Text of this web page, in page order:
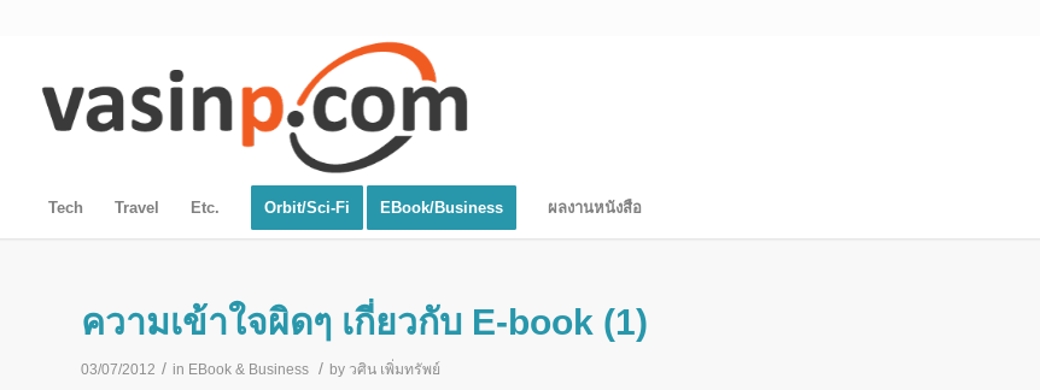
Tech Travel Etc. Orbit/Sci-Fi EBook/Business ผลงานหนังสือ
ความเข้าใจผิดๆ เกี่ยวกับ E-book (1)
03/07/2012 / in EBook & Business / by วศิน เพิ่มทรัพย์